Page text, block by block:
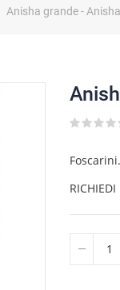
Anisha grande -